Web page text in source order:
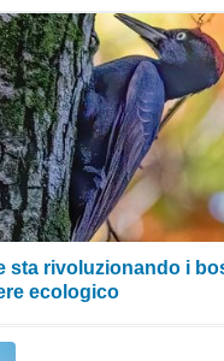
sta rivoluzionando i
ecologico